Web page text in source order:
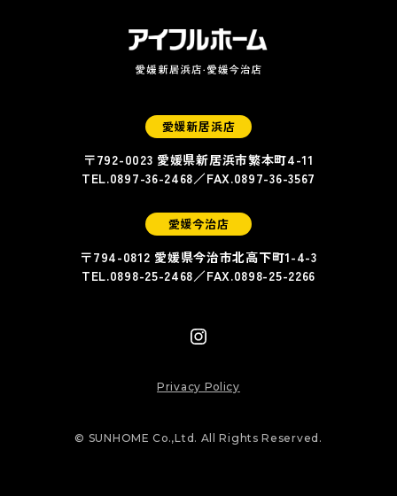
愛媛新居浜店
〒792-0023 愛媛県新居浜市繁本町4-11
TEL.0897-36-2468／FAX.0897-36-3567
愛媛今治店
〒794-0812 愛媛県今治市北高下町1-4-3
TEL.0898-25-2468／FAX.0898-25-2266
Privacy Policy
© SUNHOME Co.,Ltd. All Rights Reserved.